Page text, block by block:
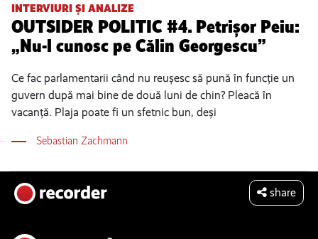
INTERVIURI ȘI ANALIZE
OUTSIDER POLITIC #4. Petrișor Peiu:
„Nu-l cunosc pe Călin Georgescu”
Ce fac parlamentarii când nu reușesc să pună în funcție un
guvern după mai bine de două luni de chin? Pleacă în
vacanță. Plaja poate fi un sfetnic bun, deși
Sebastian Zachmann
share